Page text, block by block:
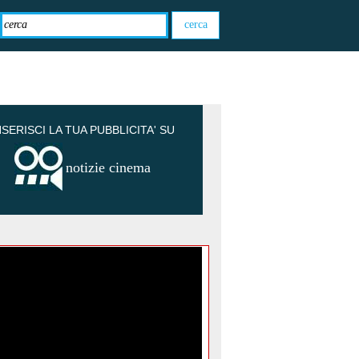
LA TUA PUBBLICITA' SU
notizie cinema